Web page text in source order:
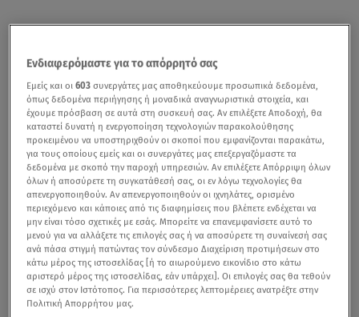
Ενδιαφερόμαστε για το απόρρητό σας
Εμείς και οι603 συνεργάτες μας αποθηκεύουμε προσωπικά δεδομένα,
όπως δεδομένα περιήγησης ή μοναδικά αναγνωριστικά στοιχεία, και
έχουμε πρόσβαση σε αυτά στη συσκευή σας. Αν επιλέξετε Αποδοχή, θα
καταστεί δυνατή η ενεργοποίηση τεχνολογιών παρακολούθησης
προκειμένου να υποστηριχθούν οι σκοποί που εμφανίζονται παρακάτω,
για τους οποίους εμείς και οι συνεργάτες μας επεξεργαζόμαστε τα
δεδομένα με σκοπό την παροχή υπηρεσιών. Αν επιλέξετε Απόρριψη όλων
όλων ή αποσύρετε τη συγκατάθεσή σας, οι εν λόγω τεχνολογίες θα
απενεργοποιηθούν. Αν απενεργοποιηθούν οι ιχνηλάτες, ορισμένο
περιεχόμενο και κάποιες από τις διαφημίσεις που βλέπετε ενδέχεται να
μην είναι τόσο σχετικές με εσάς. Μπορείτε να επανεμφανίσετε αυτό το
μενού για να αλλάξετε τις επιλογές σας ή να αποσύρετε τη συναίνεσή σας
ανά πάσα στιγμή πατώντας τον σύνδεσμο Διαχείριση προτιμήσεων στο
κάτω μέρος της ιστοσελίδας [ή το αιωρούμενο εικονίδιο στο κάτω
αριστερό μέρος της ιστοσελίδας, εάν υπάρχει]. Οι επιλογές σας θα τεθούν
σε ισχύ στον Ιστότοπος. Για περισσότερες λεπτομέρειες ανατρέξτε στην
Πολιτική Απορρήτου μας.